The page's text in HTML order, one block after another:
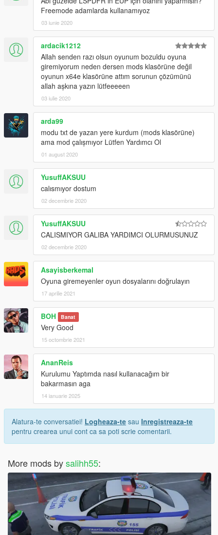
Freemode adamlarda kullanamıyoz
03 iunie 2020
ardacik1212
Allah senden razı olsun oyunum bozuldu oyuna
giremiyorum neden dersen mods klasörüne değil
oyunun x64e klasörüne attım sorunun çözümünü
allah aşkına yazın lütfeeeeen
03 iulie 2020
arda99
modu txt de yazan yere kurdum (mods klasörüne)
ama mod çalışmıyor Lütfen Yardımcı Ol
01 august 2020
YusuffAKSUU
calısmıyor dostum
02 decembrie 2020
YusuffAKSUU
CALISMIYOR GALIBA YARDIMCI OLURMUSUNUZ
02 decembrie 2020
Asayisberkemal
Oyuna giremeyenler oyun dosyalarını doğrulayın
17 aprilie 2021
BOH Banat
Very Good
15 octombrie 2021
AnanReis
Kurulumu Yaptımda nasıl kullanacağım bir
bakarmasın aga
14 ianuarie 2025
Alatura-te conversatiei! Logheaza-te sau Inregistreaza-te
pentru crearea unui cont ca sa poti scrie comentarii.
More mods bysalihh55: